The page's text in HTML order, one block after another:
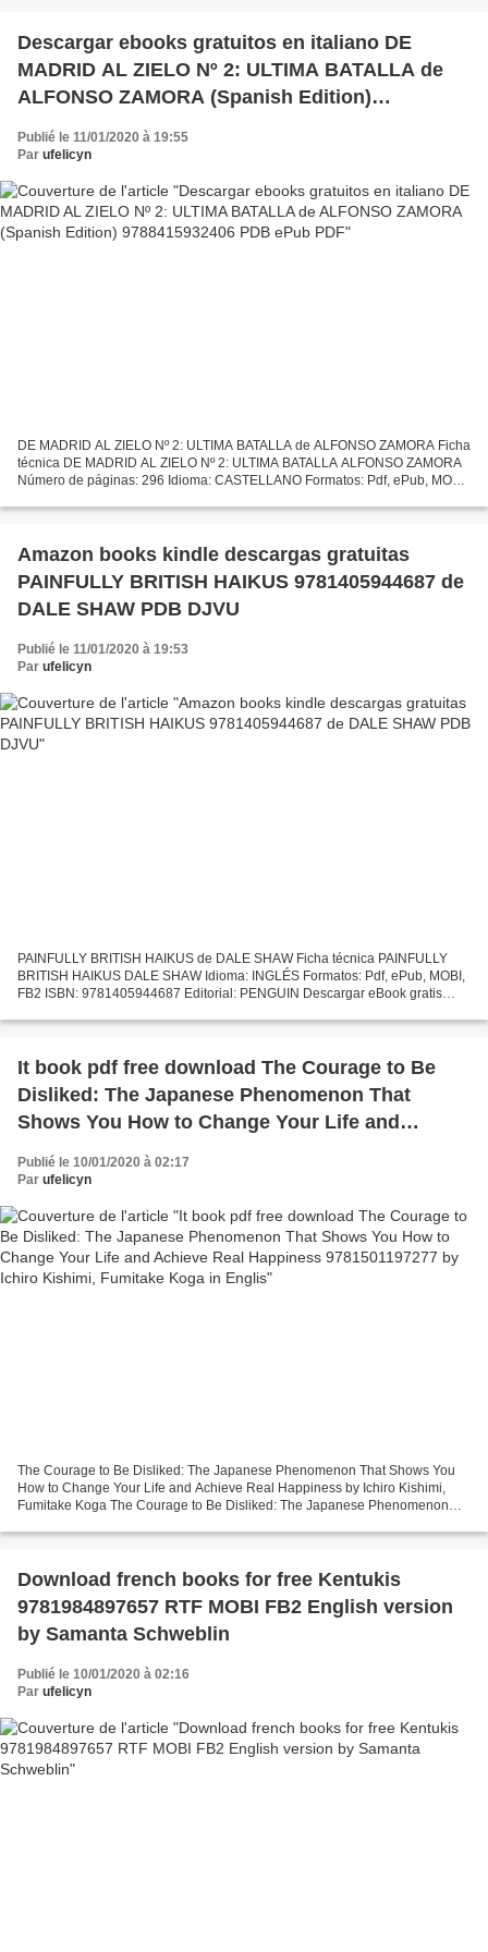
Descargar ebooks gratuitos en italiano DE
MADRID AL ZIELO Nº 2: ULTIMA BATALLA de
ALFONSO ZAMORA (Spanish Edition)
Publié le 11/01/2020 à 19:55
Par ufelicyn
DE MADRID AL ZIELO Nº 2: ULTIMA BATALLA de ALFONSO ZAMORA Ficha
técnica DE MADRID AL ZIELO Nº 2: ULTIMA BATALLA ALFONSO ZAMORA
Número de páginas: 296 Idioma: CASTELLANO Formatos: Pdf, ePub, MOBI,
Amazon books kindle descargas gratuitas
PAINFULLY BRITISH HAIKUS 9781405944687 de
DALE SHAW PDB DJVU
Publié le 11/01/2020 à 19:53
Par ufelicyn
PAINFULLY BRITISH HAIKUS de DALE SHAW Ficha técnica PAINFULLY
BRITISH HAIKUS DALE SHAW Idioma: INGLÉS Formatos: Pdf, ePub, MOBI,
FB2 ISBN: 9781405944687 Editorial: PENGUIN Descargar eBook gratis
It book pdf free download The Courage to Be
Disliked: The Japanese Phenomenon That
Shows You How to Change Your Life and
Ichiro Kishimi, Fumitake Koga in Englis
Publié le 10/01/2020 à 02:17
Par ufelicyn
The Courage to Be Disliked: The Japanese Phenomenon That Shows You
How to Change Your Life and Achieve Real Happiness by Ichiro Kishimi,
Fumitake Koga The Courage to Be Disliked: The Japanese Phenomenon
Download french books for free Kentukis
9781984897657 RTF MOBI FB2 English version
by Samanta Schweblin
Publié le 10/01/2020 à 02:16
Par ufelicyn